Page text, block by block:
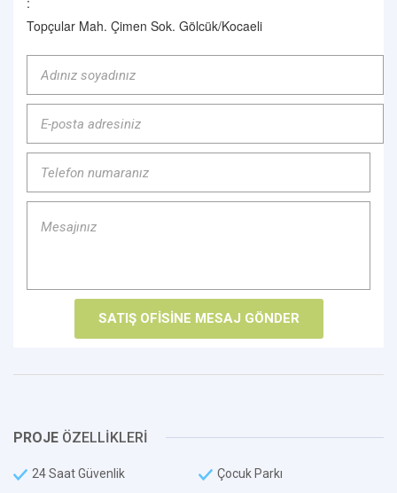
Topçular Mah. Çimen Sok. Gölcük/Kocaeli
PROJE ÖZELLİKLERİ
24 Saat Güvenlik
Çocuk Parkı